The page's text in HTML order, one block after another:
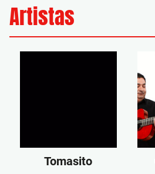
Artistas
Tomasito